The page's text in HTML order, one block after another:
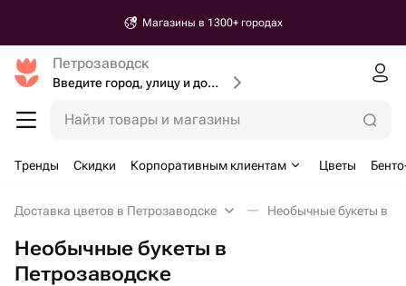
Магазины в 1300+ городах
Петрозаводск
Введите город, улицу и дом доставки
Найти товары и магазины
Тренды Скидки Корпоративным клиентам Цветы
Доставка цветов в Петрозаводске Необычные букеты в
Необычные букеты в
Петрозаводске